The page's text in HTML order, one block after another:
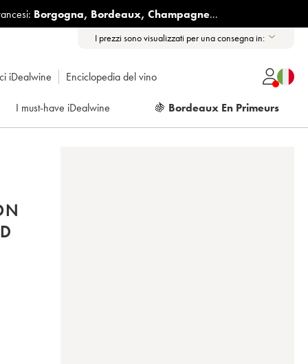
Borgogna, Bordeaux, Champagne...
I prezzi sono visualizzati per una consegna in:
iDealwine Enciclopedia del vino
I must-have iDealwine 🍇 Bordeaux En Primeurs